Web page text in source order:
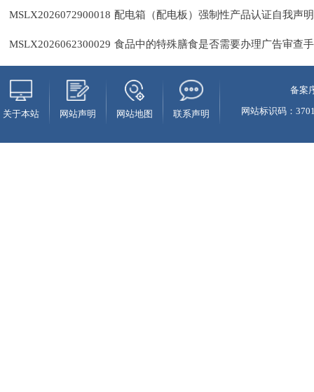
关于本站 网站声明 网站地图 联系声明
备案
网站标识码：